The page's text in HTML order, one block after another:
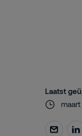
Laatst
maart